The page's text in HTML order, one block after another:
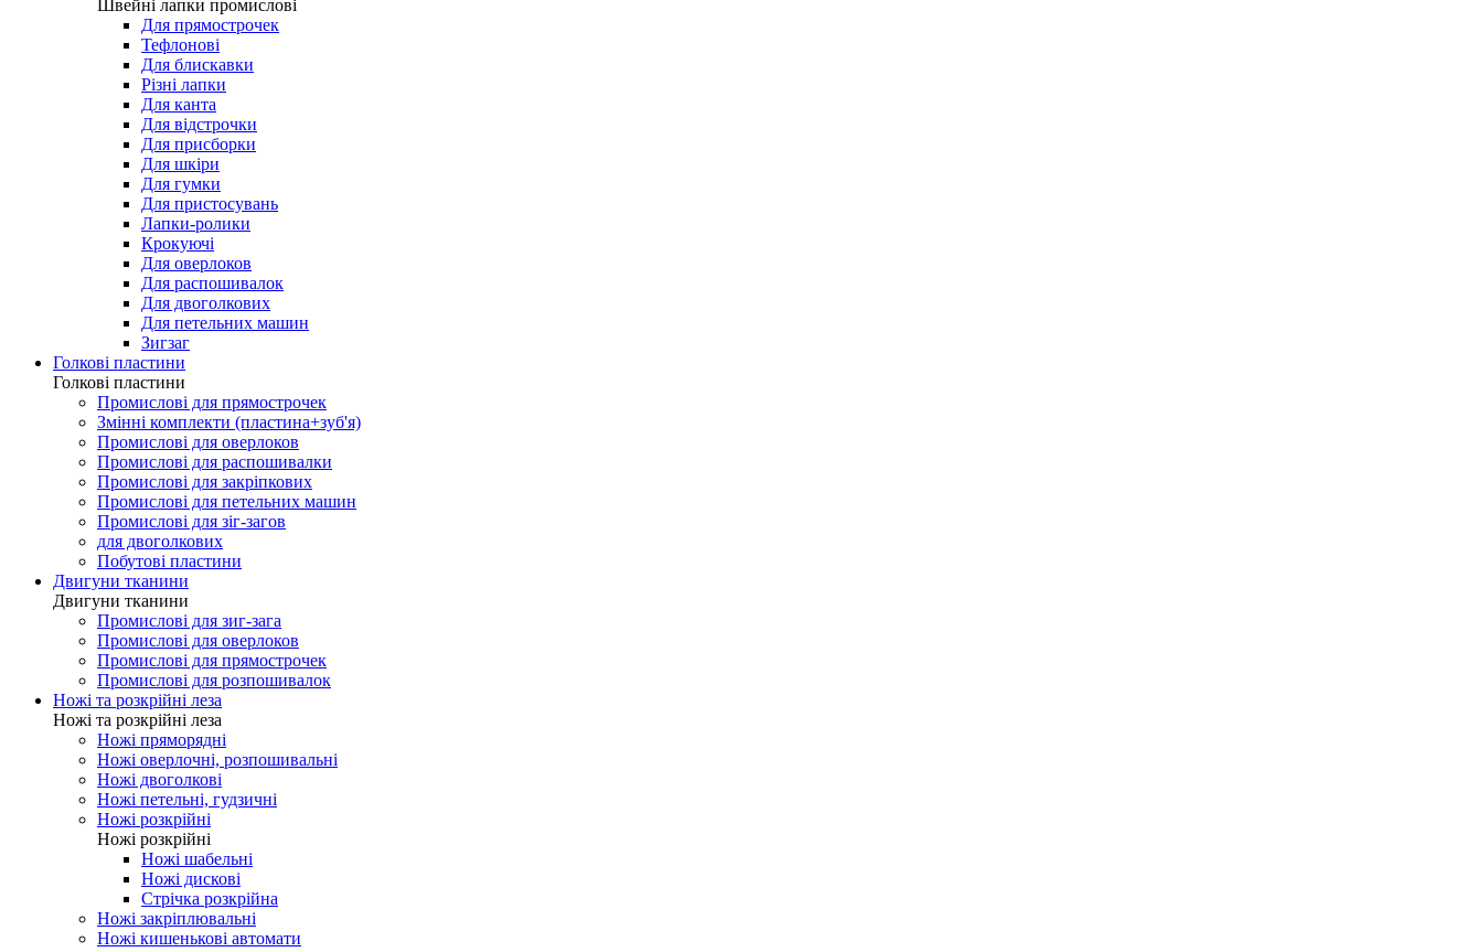
Швейні лапки промислові
Для прямострочек
Тефлонові
Для блискавки
Різні лапки
Для канта
Для відстрочки
Для присборки
Для шкіри
Для гумки
Для пристосувань
Лапки-ролики
Крокуючі
Для оверлоков
Для распошивалок
Для двоголкових
Для петельних машин
Зигзаг
Голкові пластини
Голкові пластини
Промислові для прямострочек
Змінні комплекти (пластина+зуб'я)
Промислові для оверлоков
Промислові для распошивалки
Промислові для закріпкових
Промислові для петельних машин
Промислові для зіг-загов
для двоголкових
Побутові пластини
Двигуни тканини
Двигуни тканини
Промислові для зиг-зага
Промислові для оверлоков
Промислові для прямострочек
Промислові для розпошивалок
Ножі та розкрійні леза
Ножі та розкрійні леза
Ножі пряморядні
Ножі оверлочні, розпошивальні
Ножі двоголкові
Ножі петельні, гудзичні
Ножі розкрійні
Ножі розкрійні
Ножі шабельні
Ножі дискові
Стрічка розкрійна
Ножі закріплювальні
Ножі кишенькові автомати